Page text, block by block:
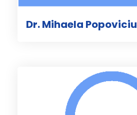
Dr. Mihaela Popoviciu